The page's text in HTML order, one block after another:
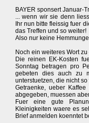
BAYER sponsert Januar-
... wenn wir sie denn
Ihr nun bitte fleissig fuer
das Treffen und so weiter!
Also nur keine
Noch ein weiteres Wort
Die reinen EK-Kosten
Sonntag betragen pro
gebeten dies auch zu
unterstuetzen, die nicht
Getraenke, ueber
abgegeben, muessen
Fuer eine gute
Kleinigkeiten waere es
Brief anmelden koenntet